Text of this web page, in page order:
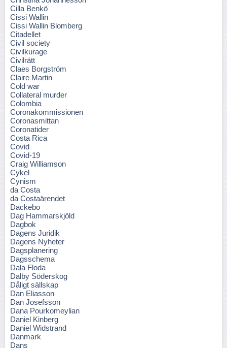
Cilla Benkö
Cissi Wallin
Cissi Wallin Blomberg
Citadellet
Civil society
Civilkurage
Civilrätt
Claes Borgström
Claire Martin
Cold war
Collateral murder
Colombia
Coronakommissionen
Coronasmittan
Coronatider
Costa Rica
Covid
Covid-19
Craig Williamson
Cykel
Cynism
da Costa
da Costaärendet
Dackebo
Dag Hammarskjöld
Dagbok
Dagens Juridik
Dagens Nyheter
Dagsplanering
Dagsschema
Dala Floda
Dalby Söderskog
Dåligt sällskap
Dan Eliasson
Dan Josefsson
Dana Pourkomeylian
Daniel Kinberg
Daniel Widstrand
Danmark
Dans